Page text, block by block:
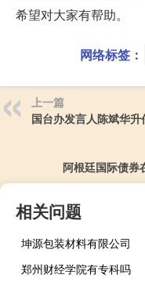
希望对大家有帮助。
网络标签：
上一篇
国台办发言人陈斌华
阿根廷国际债券
相关问题
坤源包装材料有限公司
郑州财经学院有专科吗